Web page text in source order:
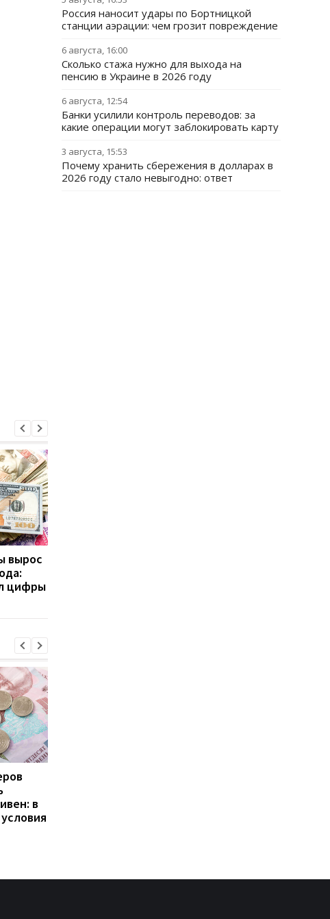
вырос
цифры
в
Россия наносит удары по Бортницкой
станции аэрации: чем грозит повреждение
6 августа, 16:00
Сколько стажа нужно для выхода на
пенсию в Украине в 2026 году
6 августа, 12:54
Банки усилили контроль переводов: за
какие операции могут заблокировать карту
3 августа, 15:53
Почему хранить сбережения в долларах в
2026 году стало невыгодно: ответ